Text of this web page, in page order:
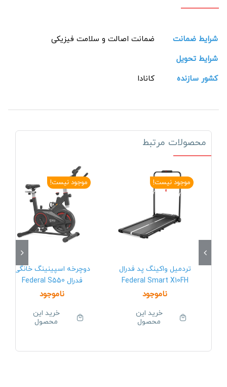
شرایط ضمانت
ضمانت اصالت و سلامت فیزیکی
شرایط تحویل
کشور سازنده
کانادا
محصولات مرتبط
موجود نیست!
تردمیل واکینگ پد فدرال
Federal Smart X10FH
ناموجود
خرید این
محصول
موجود نیست!
دوچرخه اسپینینگ خانگی
فدرال Federal S550
ناموجود
خرید این
محصول